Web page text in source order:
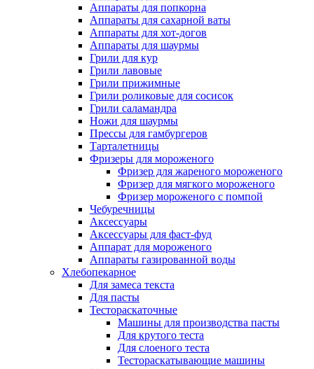
Аппараты для попкорна
Аппараты для сахарной ваты
Аппараты для хот-догов
Аппараты для шаурмы
Грили для кур
Грили лавовые
Грили прижимные
Грили роликовые для сосисок
Грили саламандра
Ножи для шаурмы
Прессы для гамбургеров
Тарталетницы
Фризеры для мороженого
Фризер для жареного мороженого
Фризер для мягкого мороженого
Фризер мороженого с помпой
Чебуречницы
Аксессуары
Аксессуары для фаст-фуд
Аппарат для мороженого
Аппараты газированной воды
Хлебопекарное
Для замеса текста
Для пасты
Тестораскаточные
Машины для производства пасты
Для крутого теста
Для слоеного теста
Тестораскатывающие машины